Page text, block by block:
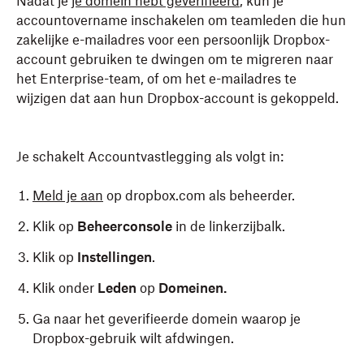
accountovername inschakelen om teamleden die hun
zakelijke e-mailadres voor een persoonlijk Dropbox-
account gebruiken te dwingen om te migreren naar
het Enterprise-team, of om het e-mailadres te
wijzigen dat aan hun Dropbox-account is gekoppeld.
Je schakelt Accountvastlegging als volgt in:
Meld je aan op dropbox.com als beheerder.
Klik op Beheerconsole in de linkerzijbalk.
Klik op Instellingen.
Klik onder Leden op Domeinen.
Ga naar het geverifieerde domein waarop je
Dropbox-gebruik wilt afdwingen.